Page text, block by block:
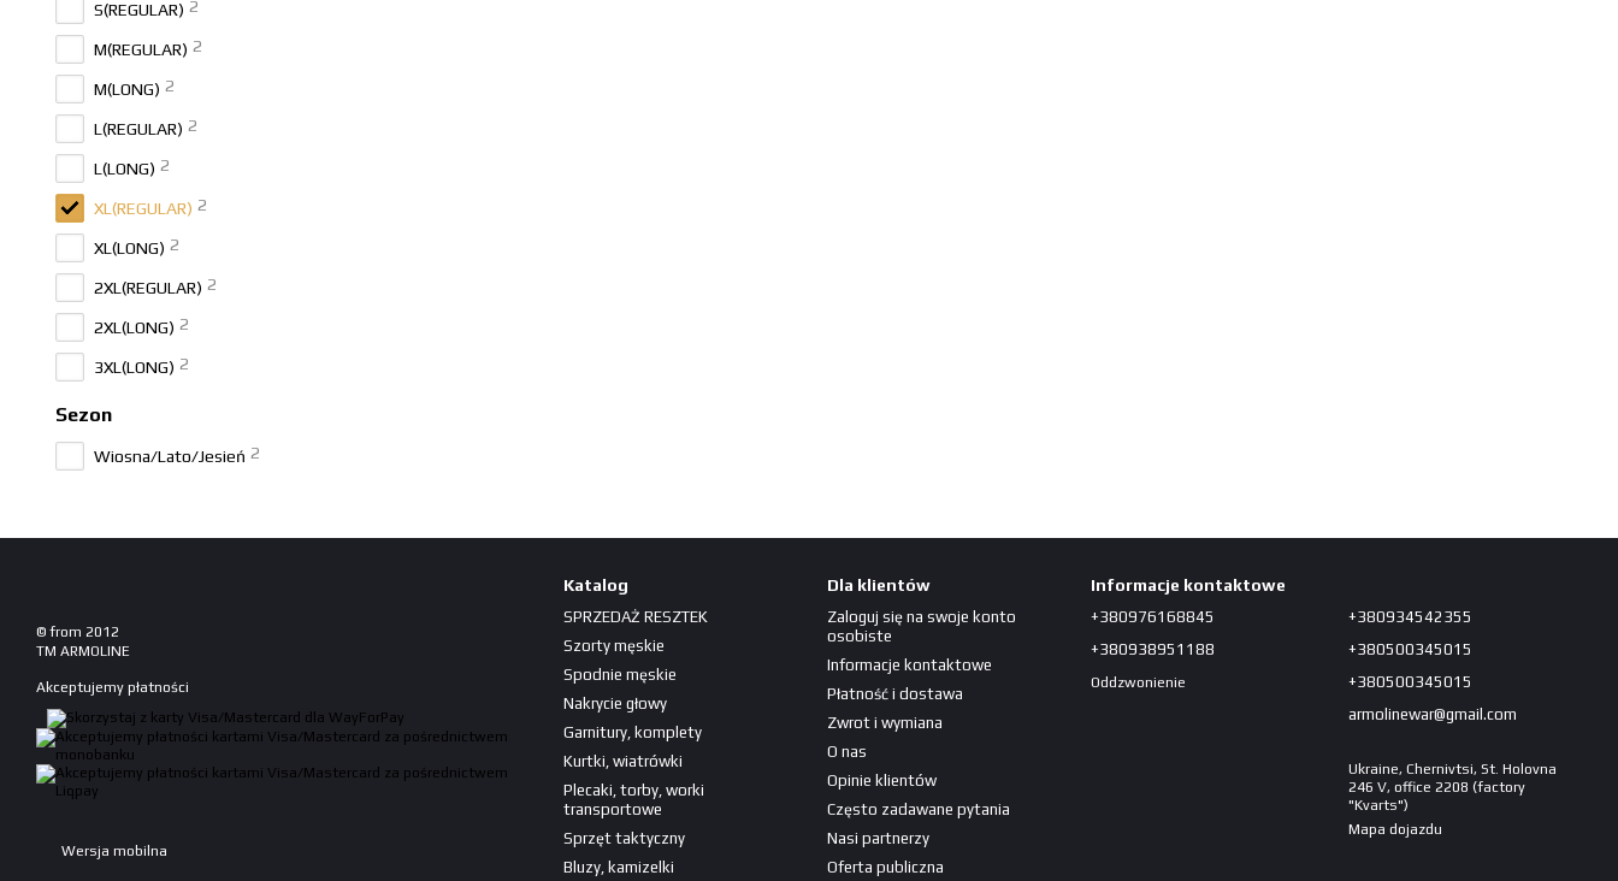
S(REGULAR) 2
M(REGULAR) 2
M(LONG) 2
L(REGULAR) 2
L(LONG) 2
XL(REGULAR) 2
XL(LONG) 2
2XL(REGULAR) 2
2XL(LONG) 2
3XL(LONG) 2
Sezon
Wiosna/Lato/Jesień 2
© from 2012
TM ARMOLINE
Akceptujemy płatności
Wersja mobilna
Katalog
SPRZEDAŻ RESZTEK
Szorty męskie
Spodnie męskie
Nakrycie głowy
Garnitury, komplety
Kurtki, wiatrówki
Plecaki, torby, worki
transportowe
Sprzęt taktyczny
Bluzy, kamizelki
Dla klientów
Zaloguj się na swoje konto
osobiste
Informacje kontaktowe
Płatność i dostawa
Zwrot i wymiana
O nas
Opinie klientów
Często zadawane pytania
Nasi partnerzy
Oferta publiczna
Informacje kontaktowe
+380976168845
+380938951188
Oddzwonienie
+380934542355
+380500345015
+380500345015
armolinewar@gmail.com
Ukraine, Chernivtsi, St. Holovna
246 V, office 2208 (factory
"Kvarts")
Mapa dojazdu